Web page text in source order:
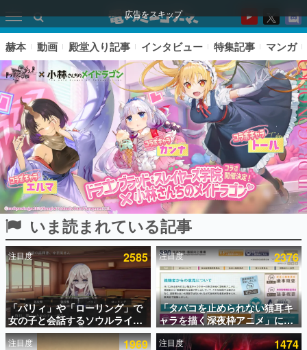
広告をスキップ
ピックアップ
電ファミのいま読まれている記事ランキング
アプリセール情報
インタビュー
赫本 動画 殿堂入り記事 インタビュー 特集記事 マンガ
いま読まれている記事
注目度 2585
「パリィ」や「ローリング」で
女の子と会話するソウルライク
恋愛ゲーム『小早川さんはソウ
ルライク』無料公開。返事に失
注目度 2376
「タバコを止められない猫耳キ
ャラを描く深夜枠アニメ」に視
聴者の一部から批判意見。違法
薬物の使用と思しき描写も含め
注目度 1969 注目度 1474